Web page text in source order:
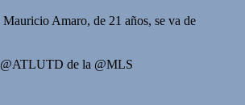
Amaro, de 21 años, se va de
@ATLUTD de la @MLS